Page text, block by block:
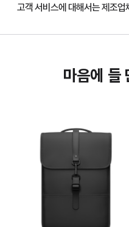
고객 서비스에 대해서는 제조
마음에 들